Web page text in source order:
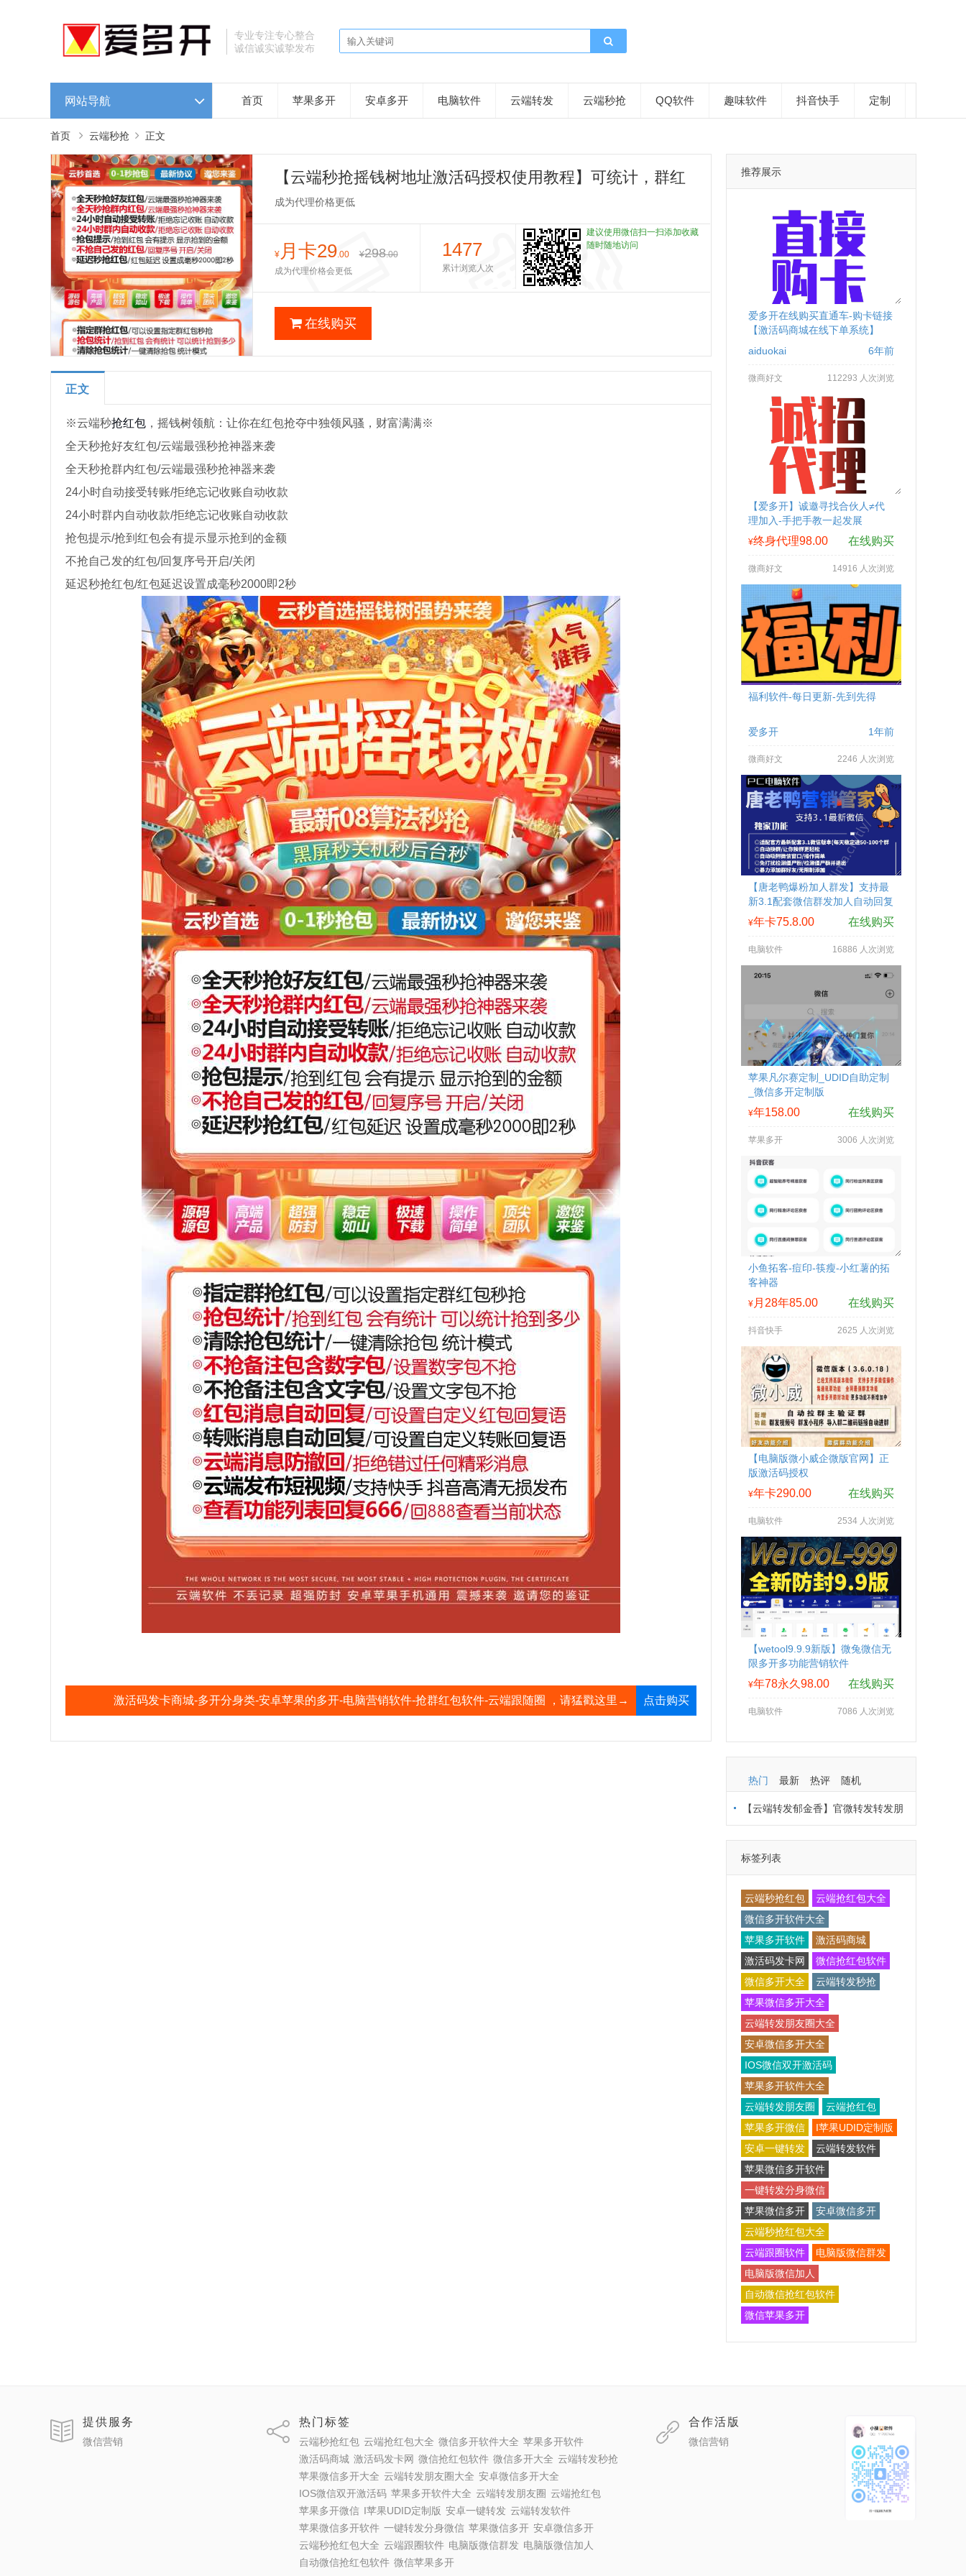
专业专注专心整合
诚信诚实诚挚发布
网站导航 首页 苹果多开 安卓多开 电脑软件 云端转发 云端秒抢 QQ软件 趣味软件 抖音快手 定制
首页 云端秒抢 正文
【云端秒抢摇钱树地址激活码授权使用教程】可统计，群红
包提醒
成为代理价格更低
¥月卡29.00 ¥298.00
成为代理价格会更低
1477
累计浏览人次
建议使用微信扫一扫添加收藏
随时随地访问
在线购买
正文
※云端秒抢红包，摇钱树领航：让你在红包抢夺中独领风骚，财富满满※
全天秒抢好友红包/云端最强秒抢神器来袭
全天秒抢群内红包/云端最强秒抢神器来袭
24小时自动接受转账/拒绝忘记收账自动收款
24小时群内自动收款/拒绝忘记收账自动收款
抢包提示/抢到红包会有提示显示抢到的金额
不抢自己发的红包/回复序号开启/关闭
延迟秒抢红包/红包延迟设置成毫秒2000即2秒
激活码发卡商城-多开分身类-安卓苹果的多开-电脑营销软件-抢群红包软件-云端跟随圈 ，请猛戳这里→ 点击购买
推荐展示
爱多开在线购买直通车-购卡链接
【激活码商城在线下单系统】
aiduokai
6年前
微商好文 112293 人次浏览
【爱多开】诚邀寻找合伙人≠代
理加入-手把手教一起发展
¥终身代理98.00 在线购买
微商好文 14916 人次浏览
福利软件-每日更新-先到先得
爱多开 1年前
微商好文 2246 人次浏览
【唐老鸭爆粉加人群发】支持最
新3.1配套微信群发加人自动回复
拉群换群
¥年卡75.8.00 在线购买
电脑软件 16886 人次浏览
苹果凡尔赛定制_UDID自助定制
_微信多开定制版
¥年158.00 在线购买
苹果多开 3006 人次浏览
小鱼拓客-痘印-筷瘦-小红薯的拓
客神器
¥月28年85.00 在线购买
抖音快手 2625 人次浏览
【电脑版微小威企微版官网】正
版激活码授权
¥年卡290.00 在线购买
电脑软件 2534 人次浏览
【wetool9.9.9新版】微兔微信无
限多开多功能营销软件
¥年78永久98.00 在线购买
电脑软件 7086 人次浏览
热门 最新 热评 随机
【云端转发郁金香】官微转发转发朋
友圈-支持多模式登录
标签列表
云端秒抢红包
云端抢红包大全
微信多开软件大全
苹果多开软件
激活码商城
激活码发卡网
微信抢红包软件
微信多开大全
云端转发秒抢
苹果微信多开大全
云端转发朋友圈大全
安卓微信多开大全
IOS微信双开激活码
苹果多开软件大全
云端转发朋友圈
云端抢红包
苹果多开微信
I苹果UDID定制版
安卓一键转发
云端转发软件
苹果微信多开软件
一键转发分身微信
苹果微信多开
安卓微信多开
云端秒抢红包大全
云端跟圈软件
电脑版微信群发
电脑版微信加人
自动微信抢红包软件
微信苹果多开
提供服务
微信营销
热门标签
云端秒抢红包 云端抢红包大全 微信多开软件大全 苹果多开软件
激活码商城 激活码发卡网 微信抢红包软件 微信多开大全 云端转发秒抢
苹果微信多开大全 云端转发朋友圈大全 安卓微信多开大全
IOS微信双开激活码 苹果多开软件大全 云端转发朋友圈 云端抢红包
苹果多开微信 I苹果UDID定制版 安卓一键转发 云端转发软件
苹果微信多开软件 一键转发分身微信 苹果微信多开 安卓微信多开
云端秒抢红包大全 云端跟圈软件 电脑版微信群发 电脑版微信加人
自动微信抢红包软件 微信苹果多开
合作活版
微信营销